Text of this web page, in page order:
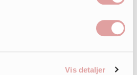
Vis detaljer